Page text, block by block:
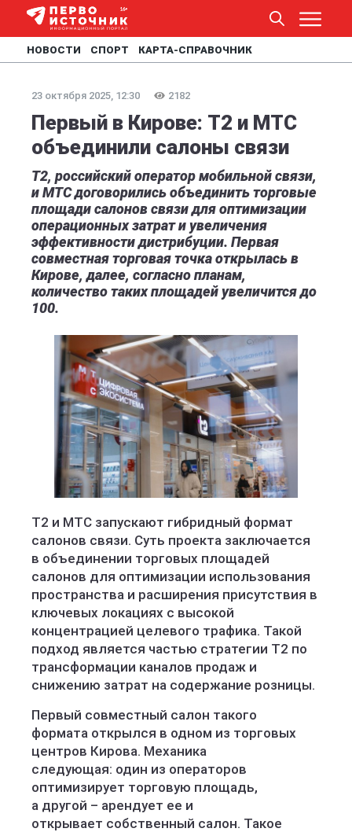
НОВОСТИ СПОРТ КАРТА-СПРАВОЧНИК
23 октября 2025, 12:30 2182
Первый в Кирове: T2 и МТС
объединили салоны связи
T2, российский оператор мобильной связи,
и МТС договорились объединить торговые
площади салонов связи для оптимизации
операционных затрат и увеличения
эффективности дистрибуции. Первая
совместная торговая точка открылась в
Кирове, далее, согласно планам,
количество таких площадей увеличится до
100.
Т2 и МТС запускают гибридный формат
салонов связи. Суть проекта заключается
в объединении торговых площадей
салонов для оптимизации использования
пространства и расширения присутствия в
ключевых локациях с высокой
концентрацией целевого трафика. Такой
подход является частью стратегии Т2 по
трансформации каналов продаж и
снижению затрат на содержание розницы.
Первый совместный салон такого
формата открылся в одном из торговых
центров Кирова. Механика
следующая: один из операторов
оптимизирует торговую площадь,
а другой – арендует ее и
открывает собственный салон. Такое